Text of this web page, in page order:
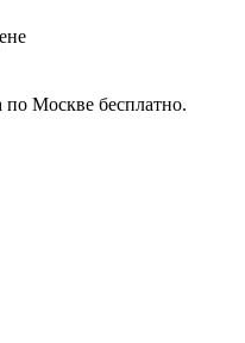
Москве бесплатно.